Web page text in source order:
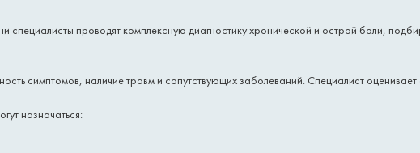
специалисты проводят комплексную диагностику хронической и острой боли,
симптомов, наличие травм и сопутствующих заболеваний. Специалист
назначаться: